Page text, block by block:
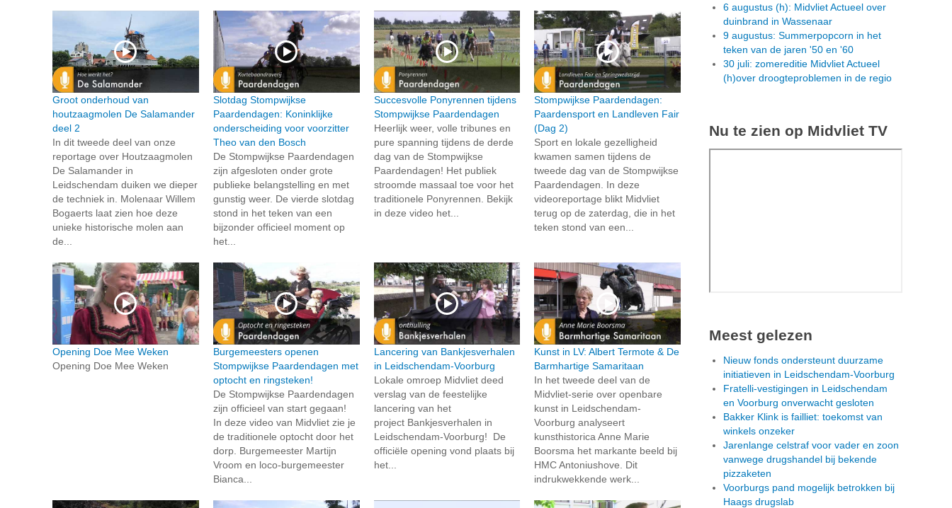
Groot onderhoud van
houtzaagmolen De Salamander
deel 2
In dit tweede deel van onze
reportage over Houtzaagmolen
De Salamander in
Leidschendam duiken we dieper
de techniek in. Molenaar Willem
Bogaerts laat zien hoe deze
unieke historische molen aan
de...
Slotdag Stompwijkse
Paardendagen: Koninklijke
onderscheiding voor voorzitter
Theo van den Bosch
De Stompwijkse Paardendagen
zijn afgesloten onder grote
publieke belangstelling en met
gunstig weer. De vierde slotdag
stond in het teken van een
bijzonder officieel moment op
het...
Succesvolle Ponyrennen tijdens
Stompwijkse Paardendagen
Heerlijk weer, volle tribunes en
pure spanning tijdens de derde
dag van de Stompwijkse
Paardendagen! Het publiek
stroomde massaal toe voor het
traditionele Ponyrennen. Bekijk
in deze video het...
Stompwijkse Paardendagen:
Paardensport en Landleven Fair
(Dag 2)
Sport en lokale gezelligheid
kwamen samen tijdens de
tweede dag van de Stompwijkse
Paardendagen. In deze
videoreportage blikt Midvliet
terug op de zaterdag, die in het
teken stond van een...
Opening Doe Mee Weken
Opening Doe Mee Weken
Burgemeesters openen
Stompwijkse Paardendagen met
optocht en ringsteken!
De Stompwijkse Paardendagen
zijn officieel van start gegaan!
In deze video van Midvliet zie je
de traditionele optocht door het
dorp. Burgemeester Martijn
Vroom en loco-burgemeester
Bianca...
Lancering van Bankjesverhalen
in Leidschendam-Voorburg
Lokale omroep Midvliet deed
verslag van de feestelijke
lancering van het
project Bankjesverhalen in
Leidschendam-Voorburg! De
officiële opening vond plaats bij
het...
Kunst in LV: Albert Termote & De
Barmhartige Samaritaan
In het tweede deel van de
Midvliet-serie over openbare
kunst in Leidschendam-
Voorburg analyseert
kunsthistorica Anne Marie
Boorsma het markante beeld bij
HMC Antoniushove. Dit
indrukwekkende werk...
6 augustus (h): Midvliet Actueel over
duinbrand in Wassenaar
9 augustus: Summerpopcorn in het
teken van de jaren '50 en '60
30 juli: zomereditie Midvliet Actueel
(h)over droogteproblemen in de regio
Nu te zien op Midvliet TV
Meest gelezen
Nieuw fonds ondersteunt duurzame
initiatieven in Leidschendam-Voorburg
Fratelli-vestigingen in Leidschendam
en Voorburg onverwacht gesloten
Bakker Klink is failliet: toekomst van
winkels onzeker
Jarenlange celstraf voor vader en zoon
vanwege drugshandel bij bekende
pizzaketen
Voorburgs pand mogelijk betrokken bij
Haags drugslab